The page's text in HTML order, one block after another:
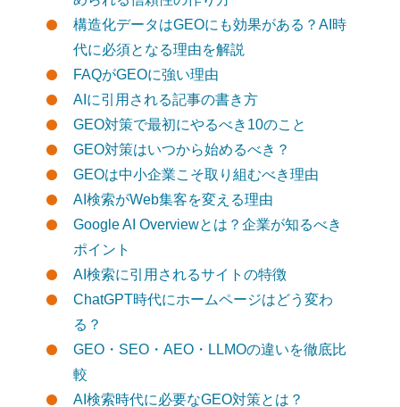
構造化データはGEOにも効果がある？AI時
代に必須となる理由を解説
FAQがGEOに強い理由
AIに引用される記事の書き方
GEO対策で最初にやるべき10のこと
GEO対策はいつから始めるべき？
GEOは中小企業こそ取り組むべき理由
AI検索がWeb集客を変える理由
Google AI Overviewとは？企業が知るべき
ポイント
AI検索に引用されるサイトの特徴
ChatGPT時代にホームページはどう変わ
る？
GEO・SEO・AEO・LLMOの違いを徹底比
較
AI検索時代に必要なGEO対策とは？